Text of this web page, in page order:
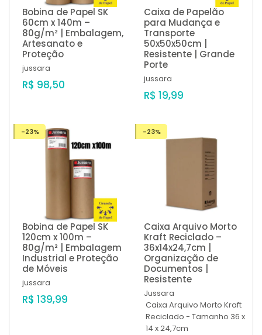
Bobina de Papel SK
60cm x 140m –
80g/m² | Embalagem,
Artesanato e
Proteção
jussara
R$ 98,50
Caixa de Papelão
para Mudança e
Transporte
50x50x50cm |
Resistente | Grande
Porte
jussara
R$ 19,99
-23%
Bobina de Papel SK
120cm x 100m –
80g/m² | Embalagem
Industrial e Proteção
de Móveis
jussara
R$ 139,99
-23%
Caixa Arquivo Morto
Kraft Reciclado –
36x14x24,7cm |
Organização de
Documentos |
Resistente
Jussara
Caixa Arquivo Morto Kraft
Reciclado - Tamanho 36 x
14 x 24,7cm